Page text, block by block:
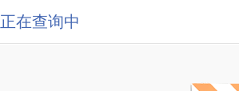
正在查询中